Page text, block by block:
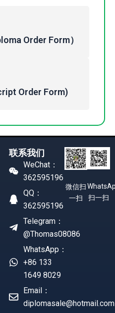
Order Form）
Order Form)
联系我们
WeChat：
362595196
QQ：
362595196
Telegram：
@Thomas08086
WhatsApp：
+86 133
1649 8029
Email：
diplomasale@hotmail.com
微信扫
一扫
扫一扫